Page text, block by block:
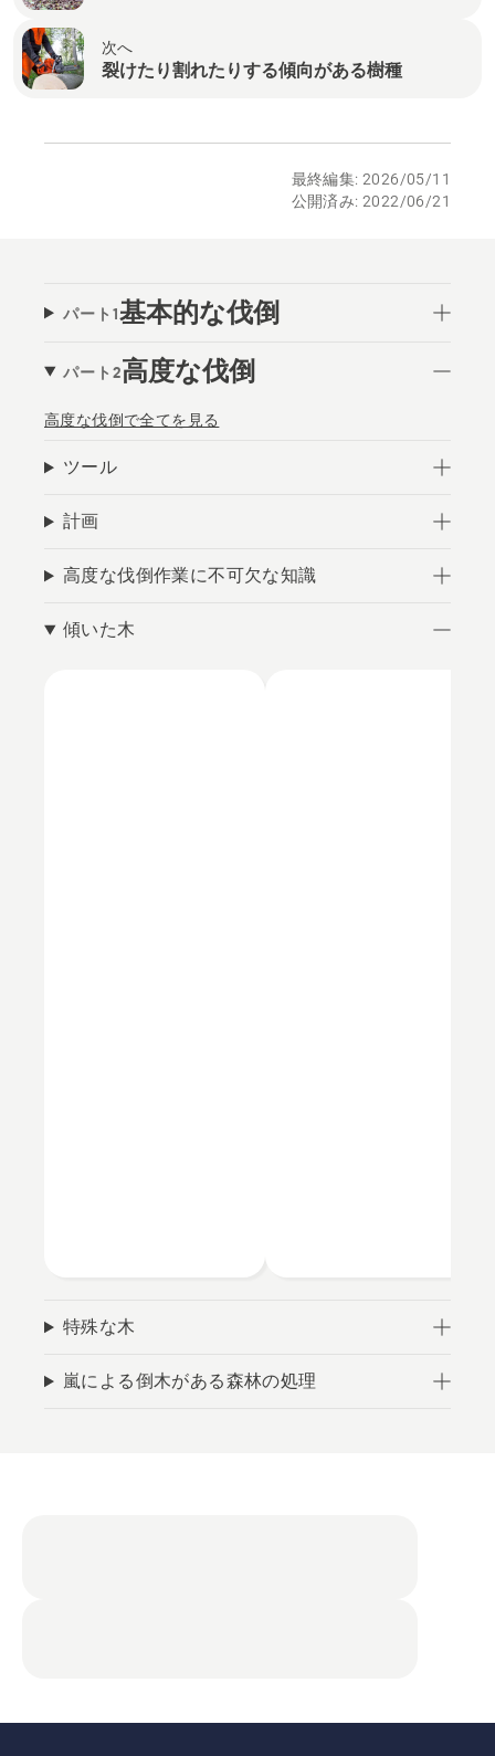
次へ
裂けたり割れたりする傾向がある樹種
最終編集: 2026/05/11
公開済み: 2022/06/21
パート1基本的な伐倒
パート2高度な伐倒
高度な伐倒で全てを見る
ツール
計画
高度な伐倒作業に不可欠な知識
傾いた木
特殊な木
嵐による倒木がある森林の処理